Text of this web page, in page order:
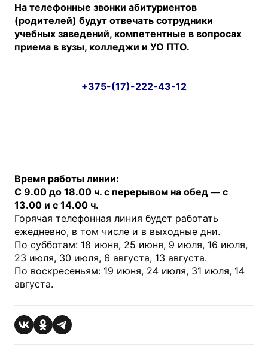
На телефонные звонки абитуриентов
(родителей) будут отвечать сотрудники
учебных заведений, компетентные в вопросах
приема в вузы, колледжи и УО ПТО.
+375-(17)-222-43-12
Время работы линии:
С 9.00 до 18.00 ч. с перерывом на обед — с
13.00 и с 14.00 ч.
Горячая телефонная линия будет работать
ежедневно, в том числе и в выходные дни.
По субботам: 18 июня, 25 июня, 9 июля, 16 июля,
23 июля, 30 июля, 6 августа, 13 августа.
По воскресеньям: 19 июня, 24 июля, 31 июля, 14
августа.